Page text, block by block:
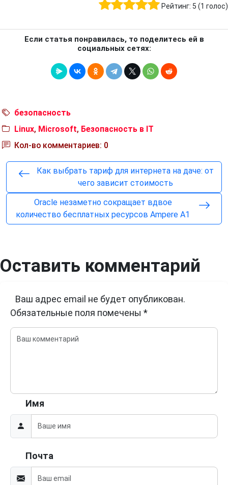
Рейтинг: 5 (1 голос)
Если статья понравилась, то поделитесь ей в
социальных сетях:
безопасность
Linux, Microsoft, Безопасность в IT
Кол-во комментариев: 0
Как выбрать тариф для интернета на даче: от
чего зависит стоимость
Oracle незаметно сокращает вдвое
количество бесплатных ресурсов Ampere A1
Оставить комментарий
Ваш адрес email не будет опубликован.
Обязательные поля помечены *
Имя
Почта